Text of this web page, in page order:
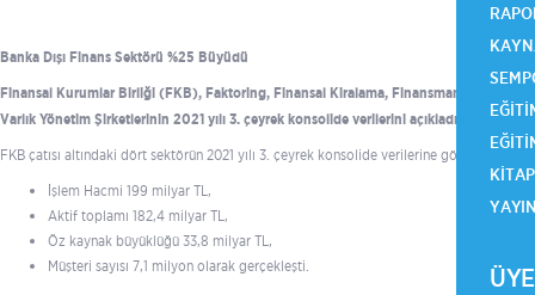
Banka Dışı Finans Sektörü %25 Büyüdü
Finansal Kurumlar Birliği (FKB), Faktoring, Finansal Kiralama, Finansman ve
Varlık Yönetim Şirketlerinin 2021 yılı 3. çeyrek konsolide verilerini açıkladı.
FKB çatısı altındaki dört sektörün 2021 yılı 3. çeyrek konsolide verilerine göre;
İşlem Hacmi 199 milyar TL,
Aktif toplamı 182,4 milyar TL,
Öz kaynak büyüklüğü 33,8 milyar TL,
Müşteri sayısı 7,1 milyon olarak gerçekleşti.